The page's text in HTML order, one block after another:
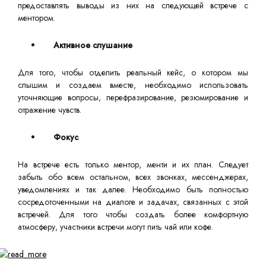
предоставлять выводы из них на следующей встрече с
ментором.
Активное слушание
Для того, чтобы отделить реальный кейс, о котором мы
слышим и создаем вместе, необходимо использовать
уточняющие вопросы, перефразирование, резюмирование и
отражение чувств.
Фокус
На встрече есть только ментор, менти и их план. Следует
забыть обо всем остальном, всех звонках, мессенджерах,
уведомлениях и так далее. Необходимо быть полностью
сосредоточенными на диалоге и задачах, связанных с этой
встречей. Для того чтобы создать более комфортную
атмосферу, участники встречи могут пить чай или кофе.